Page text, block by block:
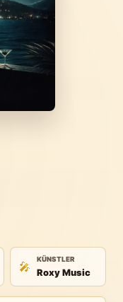
🎤
KÜNSTLER
Roxy Music